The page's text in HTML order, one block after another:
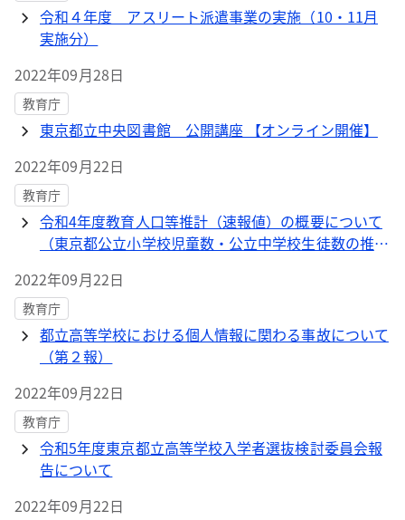
令和４年度 アスリート派遣事業の実施（10・11月
実施分）
2022年09月28日
教育庁
東京都立中央図書館 公開講座 【オンライン開催】
2022年09月22日
教育庁
令和4年度教育人口等推計（速報値）の概要について
（東京都公立小学校児童数・公立中学校生徒数の推
2022年09月22日
教育庁
都立高等学校における個人情報に関わる事故について
（第２報）
2022年09月22日
教育庁
令和5年度東京都立高等学校入学者選抜検討委員会報
告について
2022年09月22日